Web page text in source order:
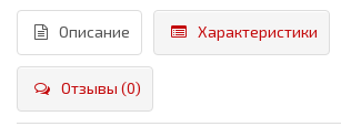
Описание Характеристики
Отзывы (0)